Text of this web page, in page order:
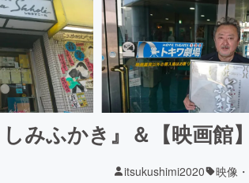
みふかき』＆【映画館
itsukushimi2020 映像